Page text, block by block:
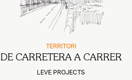
TERRITORI
DE CARRETERA A CARRER
LEVE PROJECTS